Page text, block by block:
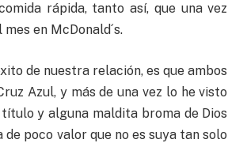
rápida, tanto así, que una vez
en McDonald´s.
de nuestra relación, es que ambos
Azul, y más de una vez lo he visto
y alguna maldita broma de Dios
poco valor que no es suya tan solo